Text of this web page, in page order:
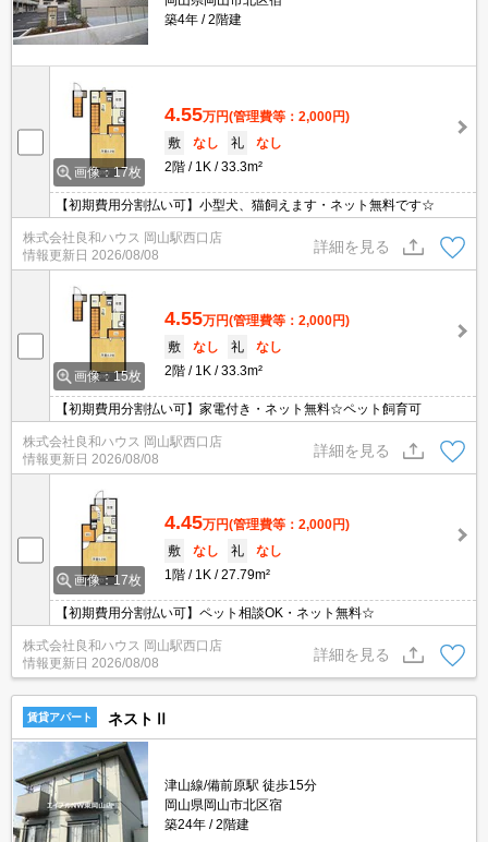
築4年
2階建
画像：17枚
4.55万円(管理費等：2,000円)
敷
なし 礼
なし
2階
1K 33.3m²
【初期費用分割払い可】小型犬、猫飼えます・ネット無料です☆
株式会社良和ハウス 岡山駅西口店
情報更新日 2026/08/08
詳細を見る
画像：15枚
4.55万円(管理費等：2,000円)
敷
なし 礼
なし
2階
1K 33.3m²
【初期費用分割払い可】家電付き・ネット無料☆ペット飼育可
株式会社良和ハウス 岡山駅西口店
情報更新日 2026/08/08
詳細を見る
画像：17枚
4.45万円(管理費等：2,000円)
敷
なし 礼
なし
1階
1K 27.79m²
【初期費用分割払い可】ペット相談OK・ネット無料☆
株式会社良和ハウス 岡山駅西口店
情報更新日 2026/08/08
詳細を見る
賃貸アパート ネストⅡ
津山線/備前原駅 徒歩15分
岡山県岡山市北区宿
築24年
2階建